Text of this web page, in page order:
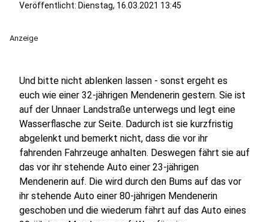
Veröffentlicht: Dienstag, 16.03.2021 13:45
Anzeige
Und bitte nicht ablenken lassen - sonst ergeht es
euch wie einer 32-jährigen Mendenerin gestern. Sie ist
auf der Unnaer Landstraße unterwegs und legt eine
Wasserflasche zur Seite. Dadurch ist sie kurzfristig
abgelenkt und bemerkt nicht, dass die vor ihr
fahrenden Fahrzeuge anhalten. Deswegen fährt sie auf
das vor ihr stehende Auto einer 23-jährigen
Mendenerin auf. Die wird durch den Bums auf das vor
ihr stehende Auto einer 80-jährigen Mendenerin
geschoben und die wiederum fährt auf das Auto eines